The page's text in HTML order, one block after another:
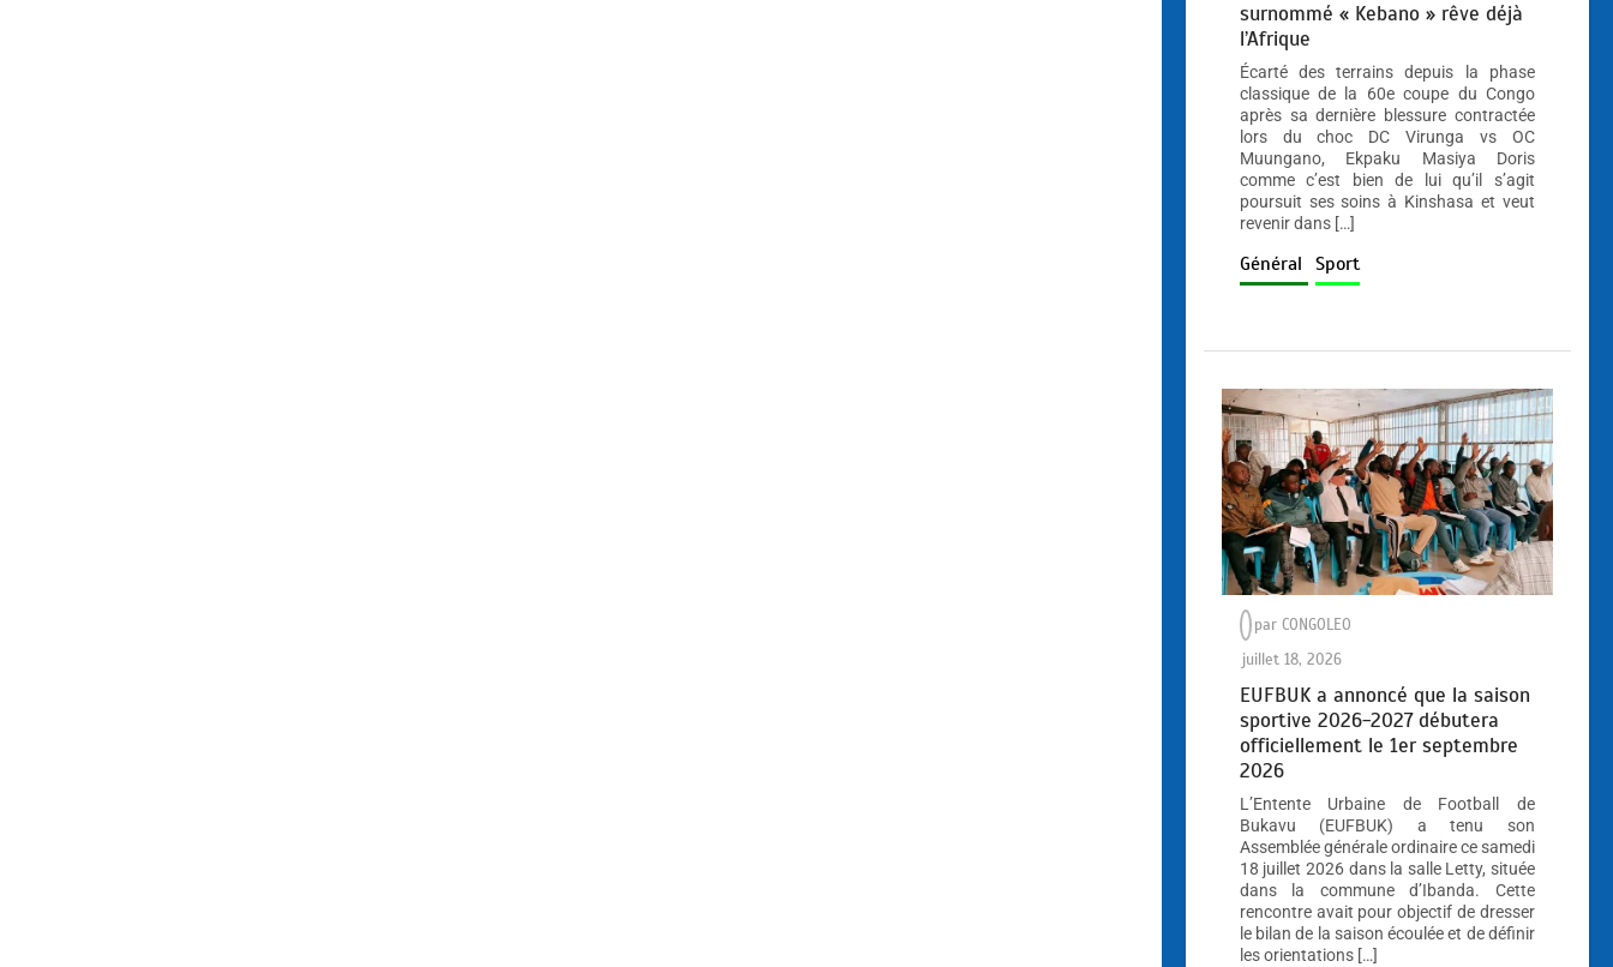
surnommé « Kebano » rêve déjà
l’Afrique
Écarté des terrains depuis la phase
classique de la 60e coupe du Congo
après sa dernière blessure contractée
lors du choc DC Virunga vs OC
Muungano, Ekpaku Masiya Doris
comme c’est bien de lui qu’il s’agit
poursuit ses soins à Kinshasa et veut
revenir dans […]
Général Sport
par CONGOLEO
juillet 18, 2026
EUFBUK a annoncé que la saison
sportive 2026-2027 débutera
officiellement le 1er septembre
2026
L’Entente Urbaine de Football de
Bukavu (EUFBUK) a tenu son
Assemblée générale ordinaire ce samedi
18 juillet 2026 dans la salle Letty, située
dans la commune d’Ibanda. Cette
rencontre avait pour objectif de dresser
le bilan de la saison écoulée et de définir
les orientations […]